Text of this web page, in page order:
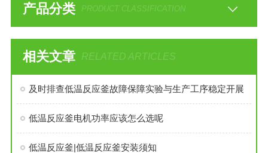
产品分类 PRODUCT CLASSIFICATION
相关文章 RELATED ARTICLES
及时排查低温反应釜故障保障实验与生产工序稳定开展
低温反应釜电机功率应该怎么选呢
低温反应釜|低温反应釜安装须知